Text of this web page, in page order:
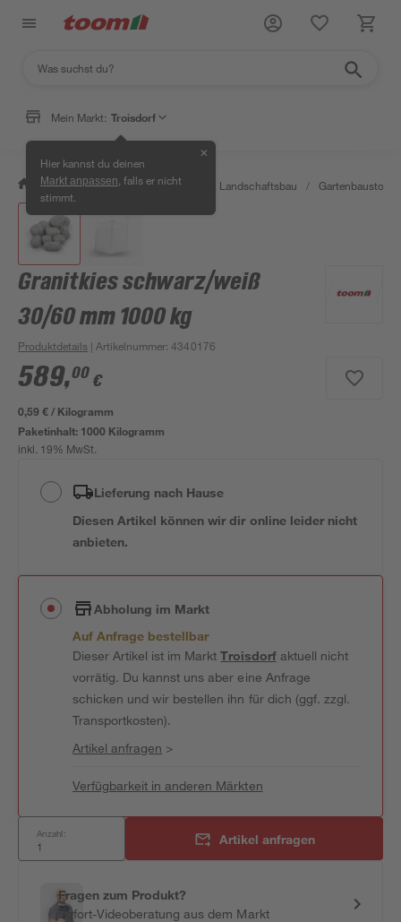
Mein Markt: Troisdorf
Hier kannst du deinen
Markt anpassen , falls er nicht
stimmt.
✕
/ Garten & Freizeit / Gartenbau & Landschaftsbau / Gartenbaustoffe
Granitkies schwarz/weiß
30/60 mm 1000 kg
Produktdetails | Artikelnummer:4340176
589,00 €
0,59 € / Kilogramm
Paketinhalt: 1000 Kilogramm
inkl. 19% MwSt.
Lieferung nach Hause
Diesen Artikel können wir dir online leider nicht
anbieten.
Abholung im Markt
Auf Anfrage bestellbar
Dieser Artikel ist im MarktTroisdorfaktuell nicht
vorrätig. Du kannst uns aber eine Anfrage
schicken und wir bestellen ihn für dich (ggf. zzgl.
Transportkosten).
Artikel anfragen >
Verfügbarkeit in anderen Märkten
Anzahl: Artikel anfragen
Fragen zum Produkt?
Sofort-Videoberatung aus dem Markt